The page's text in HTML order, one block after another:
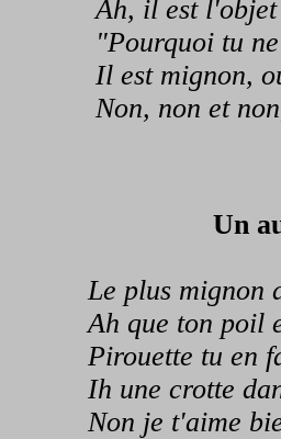
Ah, il est l'objet
"Pourquoi tu ne
Il est mignon,
Non, non et
Un
Le plus mignon
Ah que ton poil
Pirouette tu en
Ih une crotte
Non je t'aime